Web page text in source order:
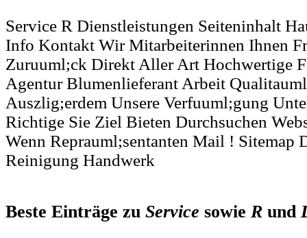
Service R Dienstleistungen Seiteninhalt
Info Kontakt Wir Mitarbeiterinnen Ihnen
Zuruuml;ck Direkt Aller Art Hochwertige
Agentur Blumenlieferant Arbeit
Auszlig;erdem Unsere Verfuuml;gung
Richtige Sie Ziel Bieten Durchsuchen
Wenn Reprauml;sentanten Mail ! Sitemap
Reinigung Handwerk
Beste Einträge zu Service sowie R und